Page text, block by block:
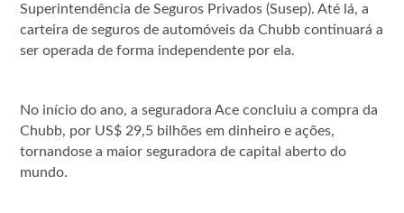
Superintendência de Seguros Privados (Susep). Até lá, a
carteira de seguros de automóveis da Chubb continuará a
ser operada de forma independente por ela.
No início do ano, a seguradora Ace concluiu a compra da
Chubb, por US$ 29,5 bilhões em dinheiro e ações,
tornando­se a maior seguradora de capital aberto do
mundo.